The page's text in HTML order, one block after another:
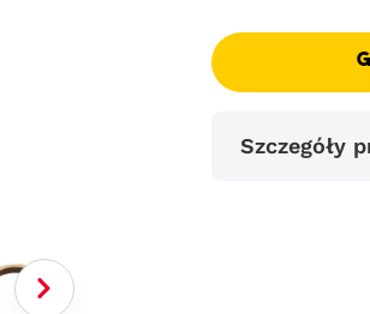
Szczegóły